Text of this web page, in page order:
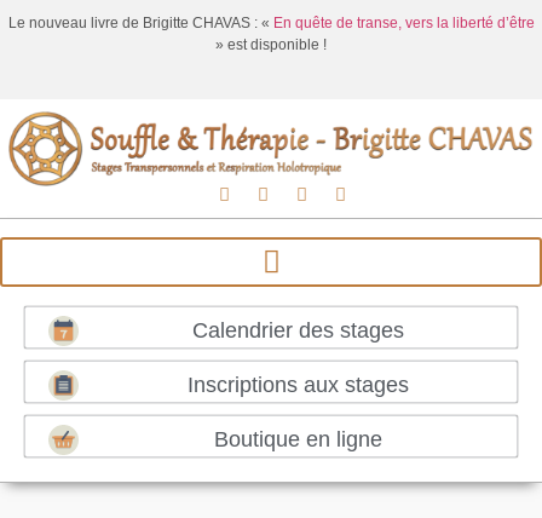
Le nouveau livre de Brigitte CHAVAS : « En quête de transe, vers la liberté d’être
» est disponible !
Calendrier des stages
Inscriptions aux stages
Boutique en ligne